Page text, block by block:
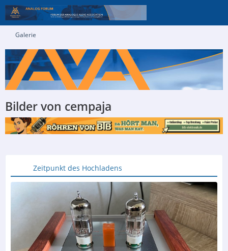
Galerie
Bilder von cempaja
Zeitpunkt des Hochladens